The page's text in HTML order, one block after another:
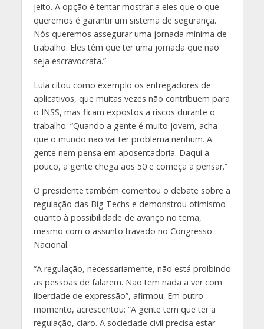
jeito. A opção é tentar mostrar a eles que o que
queremos é garantir um sistema de segurança.
Nós queremos assegurar uma jornada mínima de
trabalho. Eles têm que ter uma jornada que não
seja escravocrata.”
Lula citou como exemplo os entregadores de
aplicativos, que muitas vezes não contribuem para
o INSS, mas ficam expostos a riscos durante o
trabalho. “Quando a gente é muito jovem, acha
que o mundo não vai ter problema nenhum. A
gente nem pensa em aposentadoria. Daqui a
pouco, a gente chega aos 50 e começa a pensar.”
O presidente também comentou o debate sobre a
regulação das Big Techs e demonstrou otimismo
quanto à possibilidade de avanço no tema,
mesmo com o assunto travado no Congresso
Nacional.
“A regulação, necessariamente, não está proibindo
as pessoas de falarem. Não tem nada a ver com
liberdade de expressão”, afirmou. Em outro
momento, acrescentou: “A gente tem que ter a
regulação, claro. A sociedade civil precisa estar